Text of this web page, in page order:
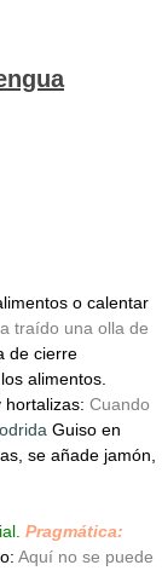
o calentar
traído una olla de
de cierre
alimentos.
hortalizas: Cuando
Guiso en
se añade jamón,
Pragmática:
Aquí no se puede